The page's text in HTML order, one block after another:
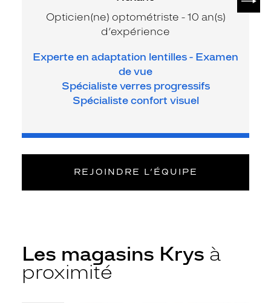
Opticien(ne) optométriste - 10 an(s)
d’expérience
Experte en adaptation lentilles - Examen
de vue
Spécialiste verres progressifs
Spécialiste confort visuel
REJOINDRE L’ÉQUIPE
Les magasins Krys à
proximité